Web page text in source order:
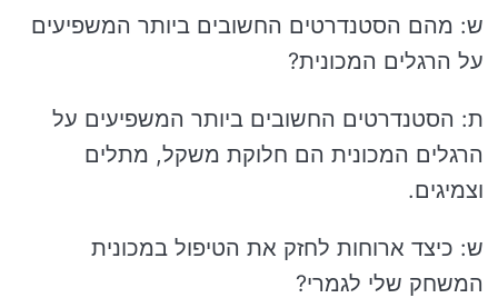
ש: מהם הסטנדרטים החשובים ביותר המשפיעים
על הרגלים המכונית?
ת: הסטנדרטים החשובים ביותר המשפיעים על
הרגלים המכונית הם חלוקת משקל, מתלים
וצמיגים.
ש: כיצד ארוחות לחזק את הטיפול במכונית
המשחק שלי לגמרי?